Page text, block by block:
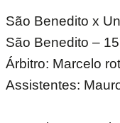
São Benedito x
São Benedito –
Árbitro: Marcelo
Assistentes: